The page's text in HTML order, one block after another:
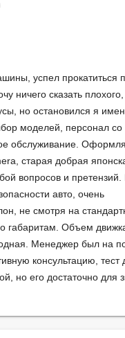
успел прокатиться
ничего сказать
но остановился я
моделей, персонал со
обслуживание.
старая добрая
вопросов и
авто, очень
не смотря на
габаритам. Объем движка
Менеджер был на
консультацию, тест
но его достаточно для